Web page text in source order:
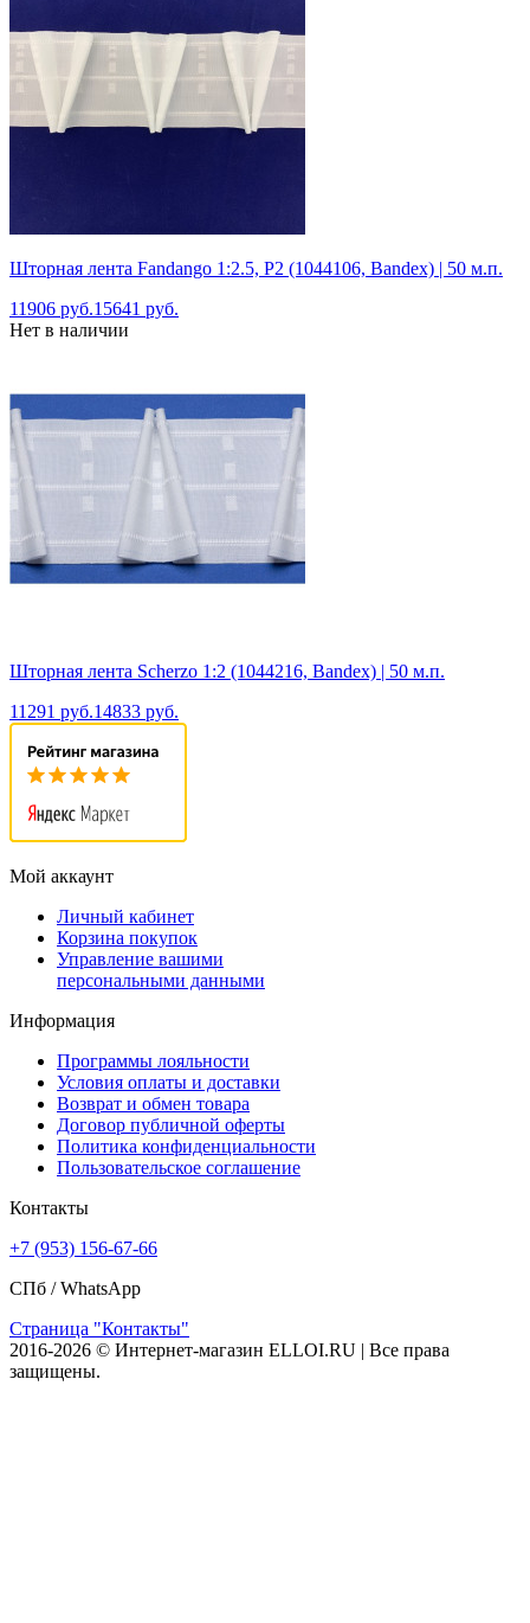
Шторная лента Fandango 1:2.5, P2 (1044106, Bandex) | 50 м.п.
11906 руб.15641 руб.
Нет в наличии
Шторная лента Scherzo 1:2 (1044216, Bandex) | 50 м.п.
11291 руб.14833 руб.
Мой аккаунт
Личный кабинет
Корзина покупок
Управление вашими
персональными данными
Информация
Программы лояльности
Условия оплаты и доставки
Возврат и обмен товара
Договор публичной оферты
Политика конфиденциальности
Пользовательское соглашение
Контакты
+7 (953) 156-67-66
СПб /WhatsApp
Страница "Контакты"
2016-2026 © Интернет-магазин ELLOI.RU | Все права
защищены.